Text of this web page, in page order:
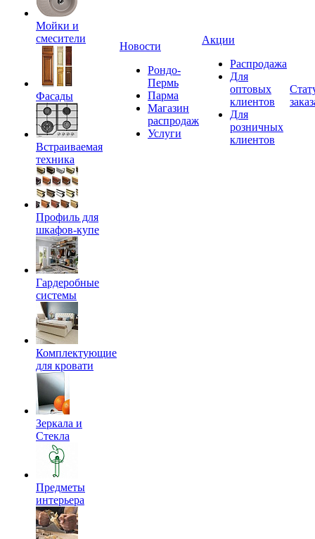
Мойки и
смесители
Фасады
Встраиваемая
техника
Профиль для
шкафов-купе
Гардеробные
системы
Комплектующие
для кровати
Зеркала и
Стекла
Предметы
интерьера
Новости
Рондо-
Пермь
Парма
Магазин
распродаж
Услуги
Акции
Распродажа
Для
оптовых
клиентов
Для
розничных
клиентов